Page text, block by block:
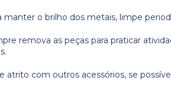
manter o brilho dos metais, limpe
remova as peças para praticar
atrito com outros acessórios, se